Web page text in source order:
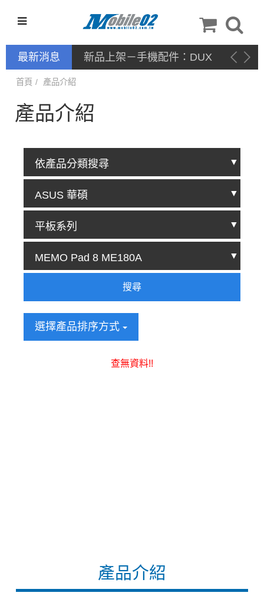
最新消息
新品上架－手機配件：DUX
DUCIS
產品介紹
首頁 產品介紹
產品介紹
搜尋
選擇產品排序方式
查無資料!!